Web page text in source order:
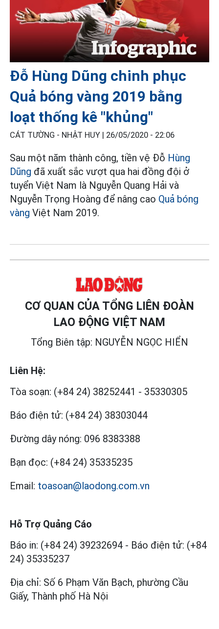
Đỗ Hùng Dũng chinh phục
Quả bóng vàng 2019 bằng
loạt thống kê "khủng"
CÁT TƯỜNG - NHẬT HUY | 26/05/2020 - 22:06
Sau một năm thành công, tiền vệ Đỗ Hùng
Dũng đã xuất sắc vượt qua hai đồng đội ở
tuyển Việt Nam là Nguyễn Quang Hải và
Nguyễn Trọng Hoàng để nâng cao Quả bóng
vàng Việt Nam 2019.
CƠ QUAN CỦA TỔNG LIÊN ĐOÀN
LAO ĐỘNG VIỆT NAM
Tổng Biên tập: NGUYỄN NGỌC HIỂN
Liên Hệ:
Tòa soạn: (+84 24) 38252441 - 35330305
Báo điện tử: (+84 24) 38303044
Đường dây nóng: 096 8383388
Bạn đọc: (+84 24) 35335235
Email: toasoan@laodong.com.vn
Hỗ Trợ Quảng Cáo
Báo in: (+84 24) 39232694 - Báo điện tử: (+84
24) 35335237
Địa chỉ: Số 6 Phạm Văn Bạch, phường Cầu
Giấy, Thành phố Hà Nội